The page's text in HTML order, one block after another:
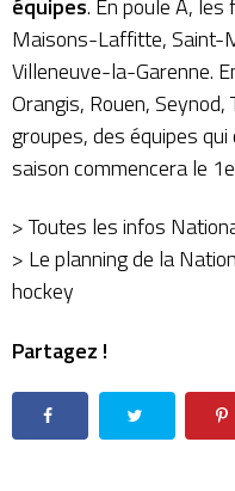
Maisons-Laffitte, Saint-
Villeneuve-la-Garenne.
Orangis, Rouen,
groupes, des équipes
saison commencera le
>Toutes les infos
> Leplanning de la
hockey
Partagez !